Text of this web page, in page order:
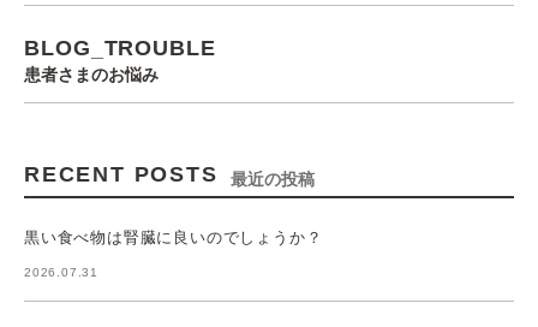
BLOG_TROUBLE
患者さまのお悩み
RECENT POSTS 最近の投稿
黒い食べ物は腎臓に良いのでしょうか？
2026.07.31